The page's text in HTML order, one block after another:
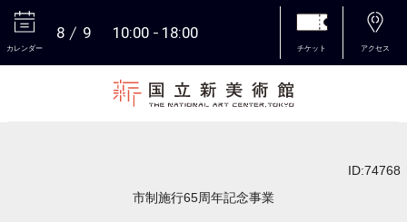
カレンダー
8 9 10:00 18:00
チケット アクセス
ID:74768
市制施行65周年記念事業